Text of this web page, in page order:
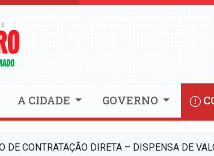
A CIDADE GOVERNO
DE CONTRATAÇÃO DIRETA – DISPENSA DE